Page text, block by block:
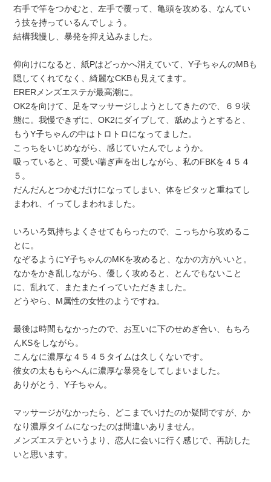
右手で竿をつかむと、左手で覆って、亀頭を攻める、なんてい
う技を持っているんでしょう。
結構我慢し、暴発を抑え込みました。
仰向けになると、紙Pはどっかへ消えていて、Y子ちゃんのMBも
隠してくれてなく、綺麗なCKBも見えてます。
ERERメンズエステが最高潮に。
OK2を向けて、足をマッサージしようとしてきたので、６９状
態に。我慢できずに、OK2にダイブして、舐めようとすると、
もうY子ちゃんの中はトロトロになってました。
こっちをいじめながら、感じていたんでしょうか。
吸っていると、可愛い喘ぎ声を出しながら、私のFBKを４５４
５。
だんだんとつかむだけになってしまい、体をピタッと重ねてし
まわれ、イってしまわれました。
いろいろ気持ちよくさせてもらったので、こっちから攻めるこ
とに。
なぞるようにY子ちゃんのMKを攻めると、なかの方がいいと。
なかをかき乱しながら、優しく攻めると、とんでもないこと
に、乱れて、またまたイっていただきました。
どうやら、M属性の女性のようですね。
最後は時間もなかったので、お互いに下のせめぎ合い、もちろ
んKSをしながら。
こんなに濃厚な４５４５タイムは久しくないです。
彼女の太ももらへんに濃厚な暴発をしてしまいました。
ありがとう、Y子ちゃん。
マッサージがなかったら、どこまでいけたのか疑問ですが、か
なり濃厚タイムになったのは間違いありません。
メンズエステというより、恋人に会いに行く感じで、再訪した
いと思います。